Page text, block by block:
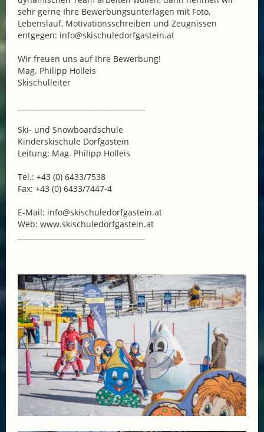
sehr gerne Ihre Bewerbungsunterlagen mit Foto,
Lebenslauf, Motivationsschreiben und Zeugnissen
entgegen: info@skischuledorfgastein.at
Wir freuen uns auf Ihre Bewerbung!
Mag. Philipp Holleis
Skischulleiter
Ski- und Snowboardschule
Kinderskischule Dorfgastein
Leitung: Mag. Philipp Holleis
Tel.: +43 (0) 6433/7538
Fax: +43 (0) 6433/7447-4
E-Mail: info@skischuledorfgastein.at
Web: www.skischuledorfgastein.at